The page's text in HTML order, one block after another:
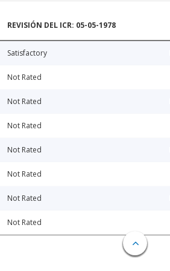
REVISIÓN DEL ICR: 05-05-1978
Satisfactory
Not Rated
Not Rated
Not Rated
Not Rated
Not Rated
Not Rated
Not Rated